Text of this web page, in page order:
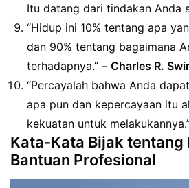
Itu datang dari tindakan Anda
“Hidup ini 10% tentang apa
dan 90% tentang bagaimana
terhadapnya.” – Charles R.
“Percayalah bahwa Anda
apa pun dan kepercayaan itu
kekuatan untuk
Kata-Kata Bijak tentang
Bantuan Profesional